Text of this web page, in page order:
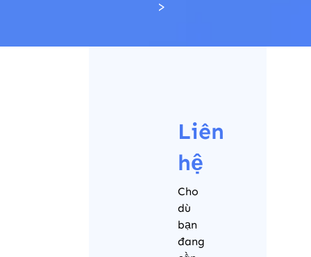
>
Liên
hệ
Cho
dù
bạn
đang